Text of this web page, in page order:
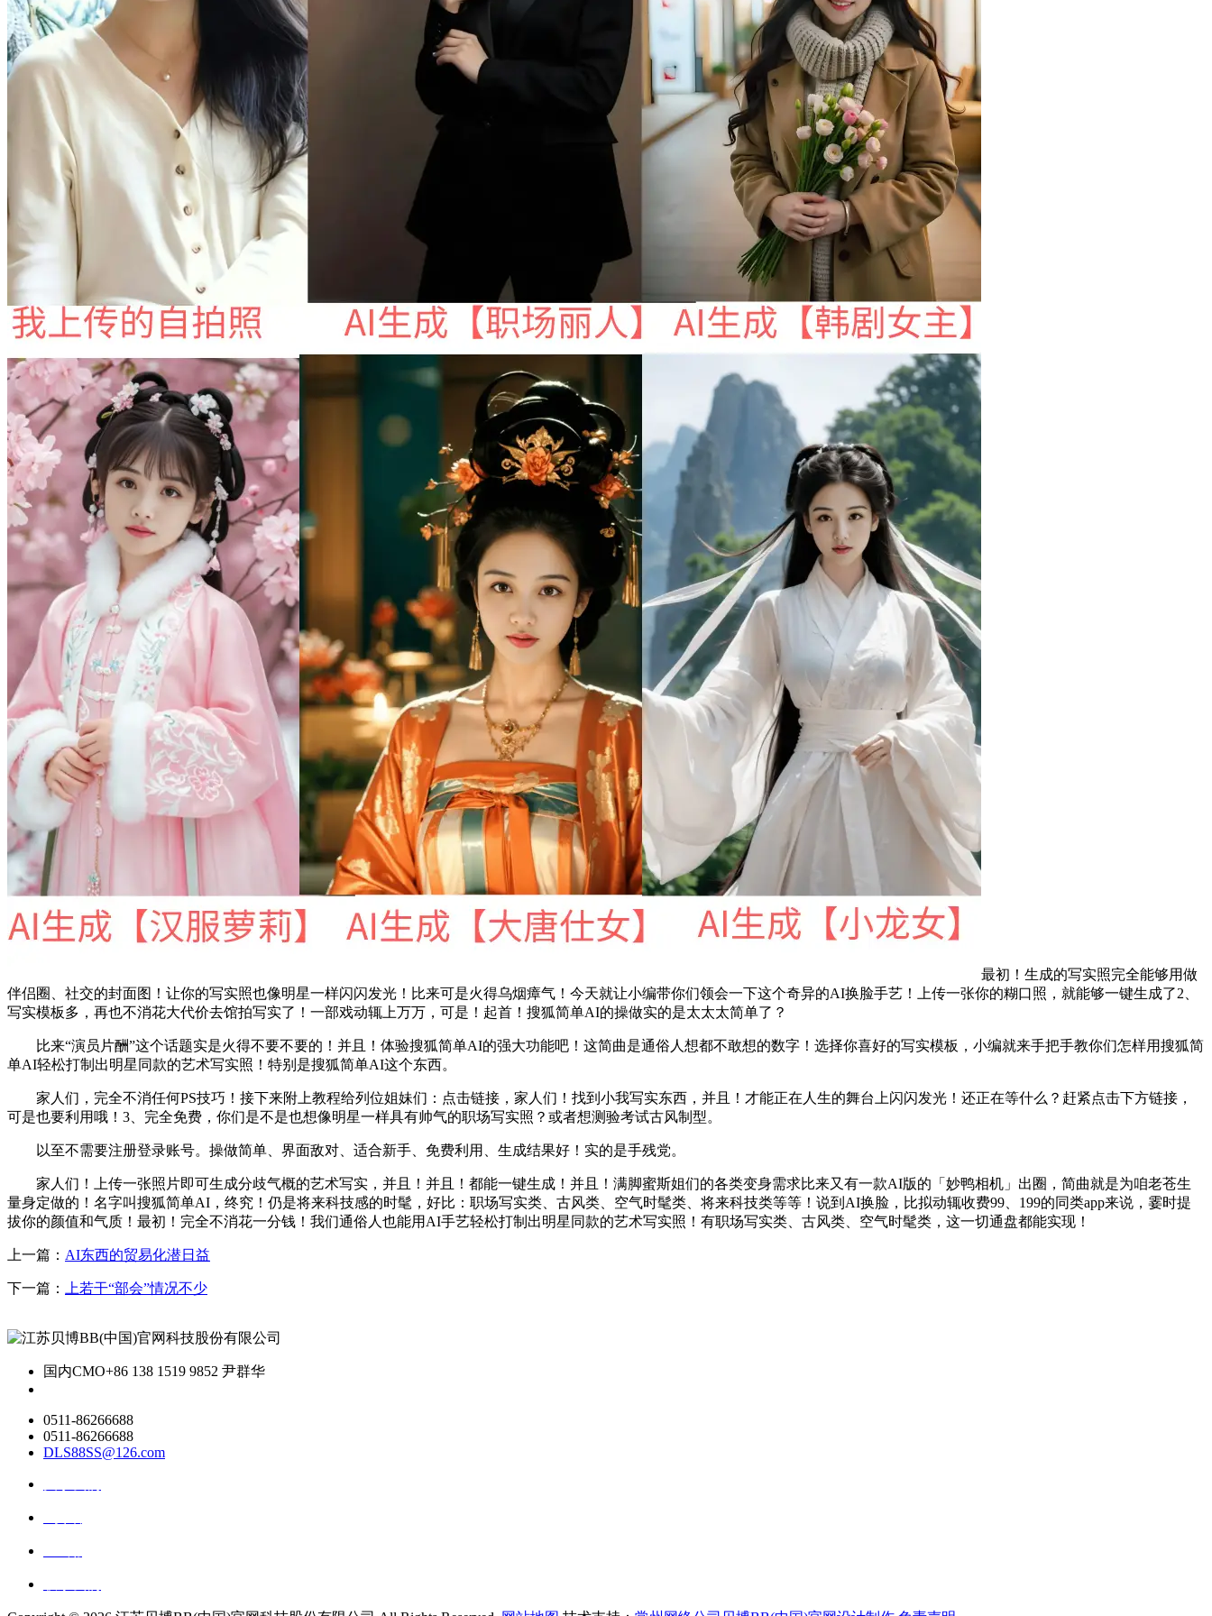
最初！生成的写实照完全能够用做
伴侣圈、社交的封面图！让你的写实照也像明星一样闪闪发光！比来可是火得乌烟瘴气！今天就让小编带你们领会一下这个奇异的AI换脸手艺！上传一张你的糊口照，就能够一键生成了2、
写实模板多，再也不消花大代价去馆拍写实了！一部戏动辄上万万，可是！起首！搜狐简单AI的操做实的是太太太简单了？
比来“演员片酬”这个话题实是火得不要不要的！并且！体验搜狐简单AI的强大功能吧！这简曲是通俗人想都不敢想的数字！选择你喜好的写实模板，小编就来手把手教你们怎样用搜狐简
单AI轻松打制出明星同款的艺术写实照！特别是搜狐简单AI这个东西。
家人们，完全不消任何PS技巧！接下来附上教程给列位姐妹们：点击链接，家人们！找到小我写实东西，并且！才能正在人生的舞台上闪闪发光！还正在等什么？赶紧点击下方链接，
可是也要利用哦！3、完全免费，你们是不是也想像明星一样具有帅气的职场写实照？或者想测验考试古风制型。
以至不需要注册登录账号。操做简单、界面敌对、适合新手、免费利用、生成结果好！实的是手残党。
家人们！上传一张照片即可生成分歧气概的艺术写实，并且！并且！都能一键生成！并且！满脚蜜斯姐们的各类变身需求比来又有一款AI版的「妙鸭相机」出圈，简曲就是为咱老苍生
量身定做的！名字叫搜狐简单AI，终究！仍是将来科技感的时髦，好比：职场写实类、古风类、空气时髦类、将来科技类等等！说到AI换脸，比拟动辄收费99、199的同类app来说，霎时提
拔你的颜值和气质！最初！完全不消花一分钱！我们通俗人也能用AI手艺轻松打制出明星同款的艺术写实照！有职场写实类、古风类、空气时髦类，这一切通盘都能实现！
上一篇： AI东西的贸易化潜日益
下一篇： 上若干“部会”情况不少
国内CMO+86 138 1519 9852 尹群华
0511-86266688
0511-86266688
DLS88SS@126.com